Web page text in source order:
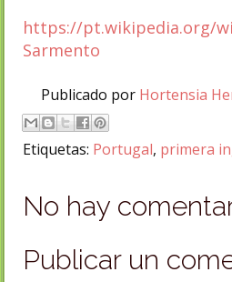
https://pt.wikipedia.org/
Sarmento
Publicado por Hortensia
Etiquetas: Portugal, primera
No hay
Publicar un